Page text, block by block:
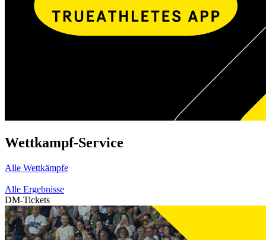
Wettkampf-Service
Alle Wettkämpfe
Alle Ergebnisse
DM-Tickets